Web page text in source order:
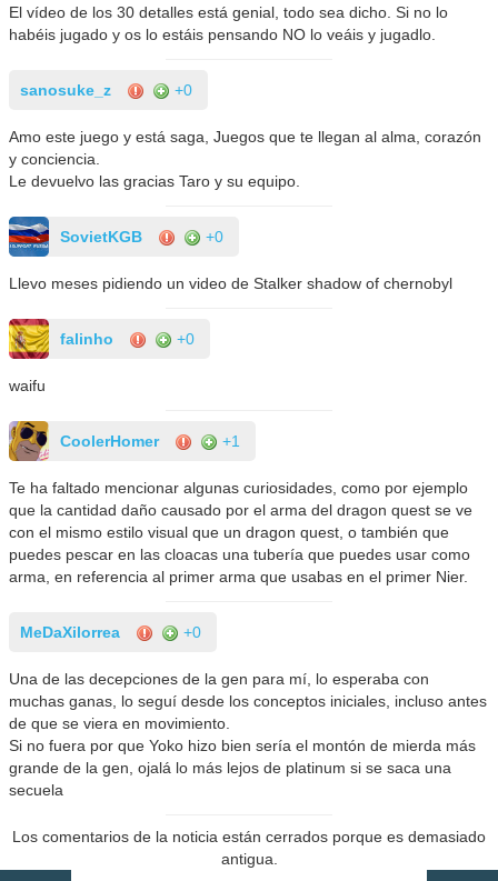
El vídeo de los 30 detalles está genial, todo sea dicho. Si no lo
habéis jugado y os lo estáis pensando NO lo veáis y jugadlo.
sanosuke_z +0
Amo este juego y está saga, Juegos que te llegan al alma, corazón
y conciencia.
Le devuelvo las gracias Taro y su equipo.
SovietKGB +0
Llevo meses pidiendo un video de Stalker shadow of chernobyl
falinho +0
waifu
CoolerHomer +1
Te ha faltado mencionar algunas curiosidades, como por ejemplo
que la cantidad daño causado por el arma del dragon quest se ve
con el mismo estilo visual que un dragon quest, o también que
puedes pescar en las cloacas una tubería que puedes usar como
arma, en referencia al primer arma que usabas en el primer Nier.
MeDaXilorrea +0
Una de las decepciones de la gen para mí, lo esperaba con
muchas ganas, lo seguí desde los conceptos iniciales, incluso antes
de que se viera en movimiento.
Si no fuera por que Yoko hizo bien sería el montón de mierda más
grande de la gen, ojalá lo más lejos de platinum si se saca una
secuela
Los comentarios de la noticia están cerrados porque es demasiado
antigua.